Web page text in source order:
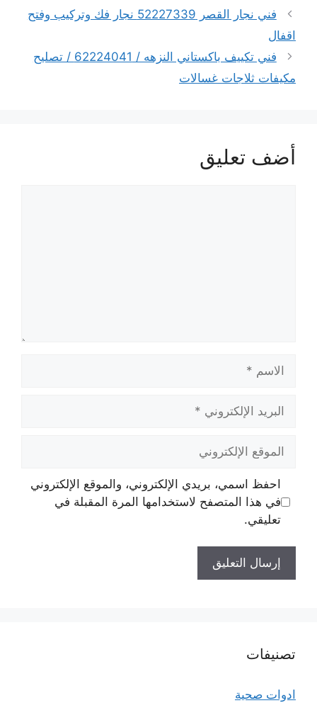
فني نجار القصر 52227339 نجار فك وتركيب وفتح
اقفال
فني تكييف باكستاني النزهه / 62224041 / تصليح
مكيفات ثلاجات غسالات
أضف تعليق
الإلكتروني
الإلكتروني
احفظ اسمي، بريدي الإلكتروني، والموقع الإلكتروني
في هذا المتصفح لاستخدامها المرة المقبلة في
تعليقي.
تصنيفات
ادوات صحية